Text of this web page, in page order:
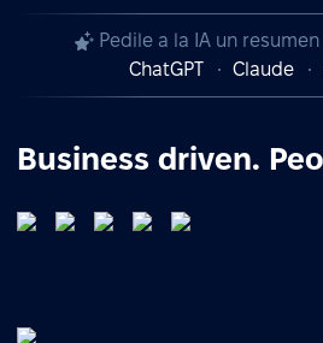
Pedile a la IA un
ChatGPT
Claude
Business driven.